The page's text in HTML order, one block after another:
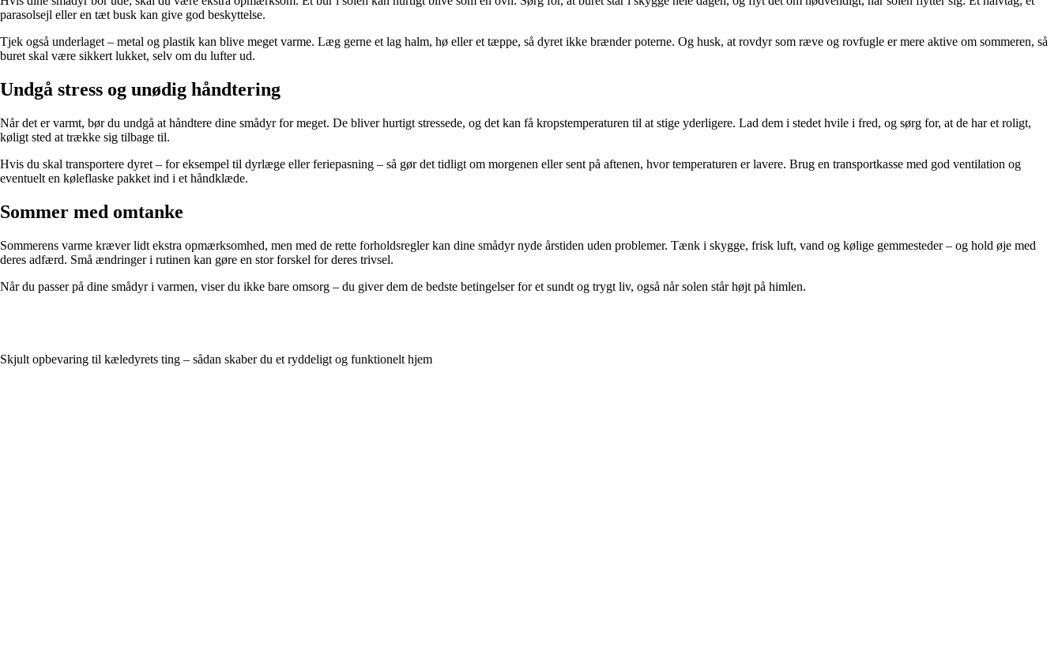
parasolsejl eller en tæt busk kan give god beskyttelse.
Tjek også underlaget – metal og plastik kan blive meget varme. Læg gerne et lag halm, hø eller et tæppe, så dyret ikke brænder poterne. Og husk, at rovdyr som ræve og rovfugle er mere aktive om sommeren, så
buret skal være sikkert lukket, selv om du lufter ud.
Undgå stress og unødig håndtering
Når det er varmt, bør du undgå at håndtere dine smådyr for meget. De bliver hurtigt stressede, og det kan få kropstemperaturen til at stige yderligere. Lad dem i stedet hvile i fred, og sørg for, at de har et roligt,
køligt sted at trække sig tilbage til.
Hvis du skal transportere dyret – for eksempel til dyrlæge eller feriepasning – så gør det tidligt om morgenen eller sent på aftenen, hvor temperaturen er lavere. Brug en transportkasse med god ventilation og
eventuelt en køleflaske pakket ind i et håndklæde.
Sommer med omtanke
Sommerens varme kræver lidt ekstra opmærksomhed, men med de rette forholdsregler kan dine smådyr nyde årstiden uden problemer. Tænk i skygge, frisk luft, vand og kølige gemmesteder – og hold øje med
deres adfærd. Små ændringer i rutinen kan gøre en stor forskel for deres trivsel.
Når du passer på dine smådyr i varmen, viser du ikke bare omsorg – du giver dem de bedste betingelser for et sundt og trygt liv, også når solen står højt på himlen.
Skjult opbevaring til kæledyrets ting – sådan skaber du et ryddeligt og funktionelt hjem